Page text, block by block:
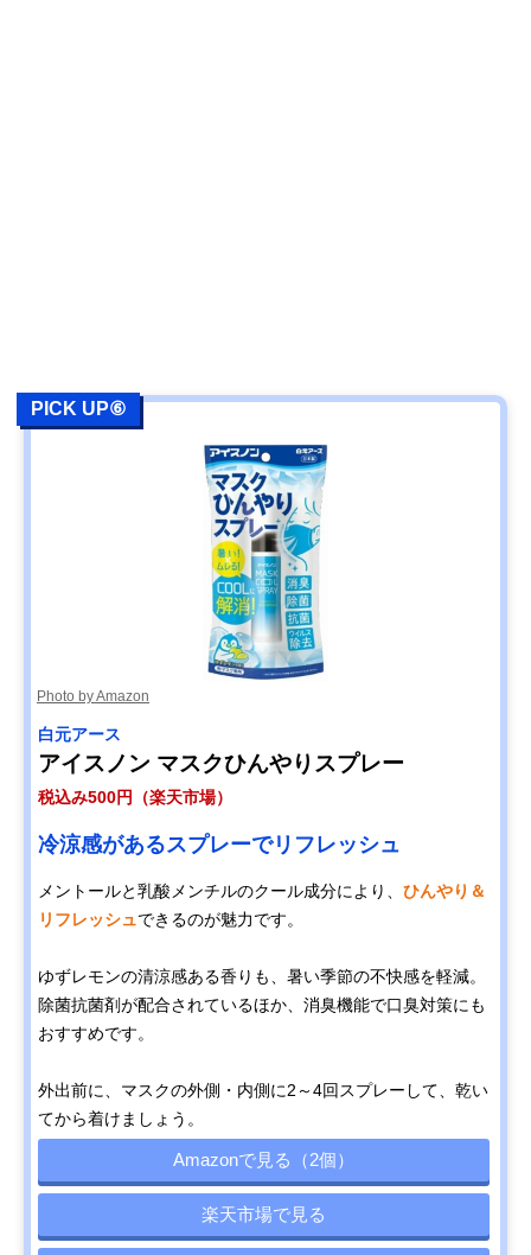
PICK UP⑥
Photo by Amazon
白元アース
アイスノン マスクひんやりスプレー
税込み500円（楽天市場）
冷涼感があるスプレーでリフレッシュ
メントールと乳酸メンチルのクール成分により、 ひんやり＆
リフレッシュできるのが魅力です。
ゆずレモンの清涼感ある香りも、暑い季節の不快感を軽減。
除菌抗菌剤が配合されているほか、消臭機能で口臭対策にも
おすすめです。
外出前に、マスクの外側・内側に2～4回スプレーして、乾い
てから着けましょう。
Amazonで見る（2個）
楽天市場で見る